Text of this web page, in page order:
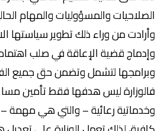
الصلاحيات والمسؤوليات والمهام
وأرادت من وراء ذلك تطوير سياستها
وإدماج قضية الإعاقة في صلب
وبرامجها لتشمل وتضمن حق جميع
فالوزارة ليس هدفها فقط تأمين
وخدماتية رعائية – والتي هي مهمة –